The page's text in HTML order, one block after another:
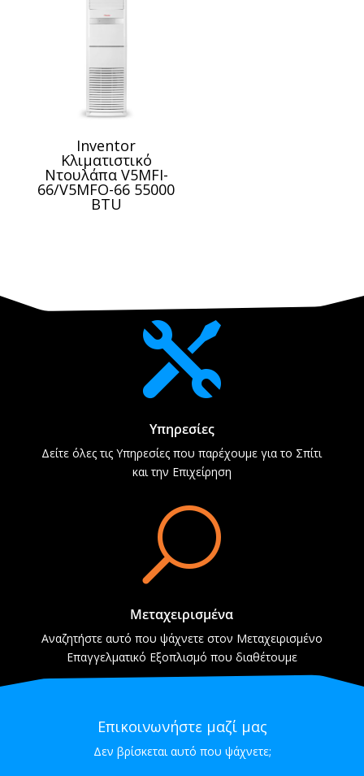
Inventor
Κλιματιστικό
Ντουλάπα V5MFI-
66/V5MFO-66 55000
BTU

Υπηρεσίες
Δείτε όλες τις Υπηρεσίες που παρέχουμε για το Σπίτι
και την Επιχείρηση
U
Μεταχειρισμένα
Αναζητήστε αυτό που ψάχνετε στον Μεταχειρισμένο
Επαγγελματικό Εξοπλισμό που διαθέτουμε
Επικοινωνήστε μαζί μας
Δεν βρίσκεται αυτό που ψάχνετε;